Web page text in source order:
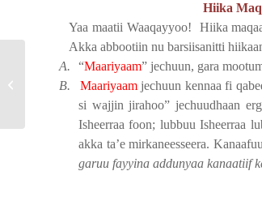
Hiika
Yaa maatii Waaqayyoo!
Hiika
Akka abbootiin nu barsiisanitti
A.
“Maariyaam” jechuun, gara
B.
Maariyaamjechuun kennaa fi
si wajjin jirahoo” jechuudhaan
Isheerraa foon; lubbuu Isheerraa
akka ta’e mirkaneesseera.
garuu fayyina addunyaa kanaatiif
Ibsa Qulqulluu Sinoodoosiin laatee